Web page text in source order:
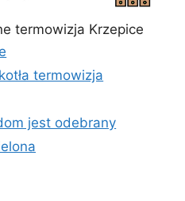
termowizja Krzepice
termowizja
jest odebrany